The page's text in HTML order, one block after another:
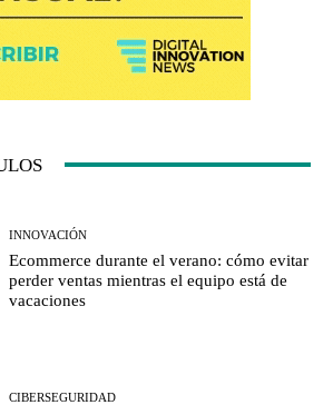
INNOVACIÓN
Ecommerce durante el verano: cómo evitar
perder ventas mientras el equipo está de
vacaciones
CIBERSEGURIDAD